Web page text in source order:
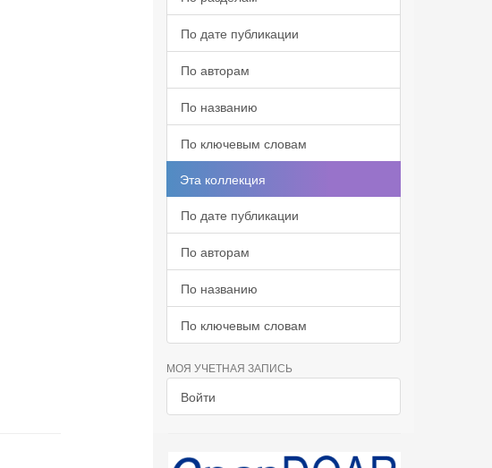
По дате публикации
По авторам
По названию
По ключевым словам
Эта коллекция
По дате публикации
По авторам
По названию
По ключевым словам
МОЯ УЧЕТНАЯ ЗАПИСЬ
Войти